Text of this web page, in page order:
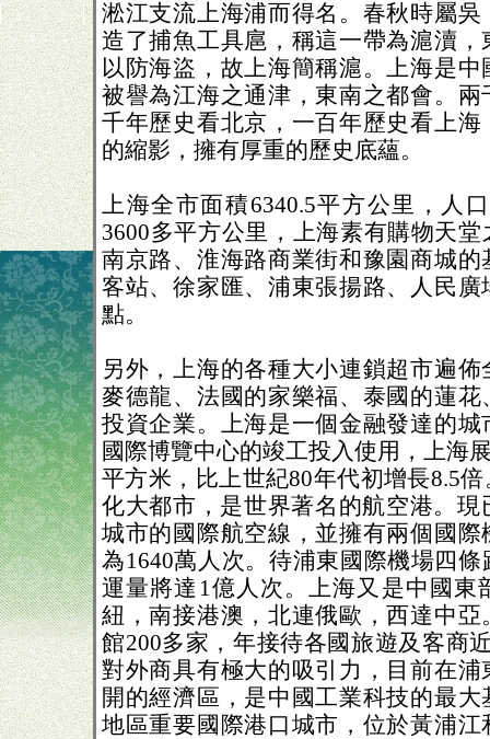
淞江支流上海浦而得名。春秋時屬
造了捕魚工具扈，稱這一帶為滬瀆
以防海盜，故上海簡稱滬。上海是
被譽為江海之通津，東南之都會。
千年歷史看北京，一百年歷史看上
的縮影，擁有厚重的歷史底蘊。
上海全市面積6340.5平方公里，人
3600多平方公里，上海素有購物天
南京路、淮海路商業街和豫園商城
客站、徐家匯、浦東張揚路、人民
點。
另外，上海的各種大小連鎖超市遍
麥德龍、法國的家樂福、泰國的蓮
投資企業。上海是一個金融發達的
國際博覽中心的竣工投入使用，上海
平方米，比上世紀80年代初增長8.5
化大都市，是世界著名的航空港。現
城市的國際航空線，並擁有兩個國
為1640萬人次。待浦東國際機場四
運量將達1億人次。上海又是中國東
紐，南接港澳，北連俄歐，西達中
館200多家，年接待各國旅遊及客商
對外商具有極大的吸引力，目前在
開的經濟區，是中國工業科技的最
地區重要國際港口城市，位於黃浦